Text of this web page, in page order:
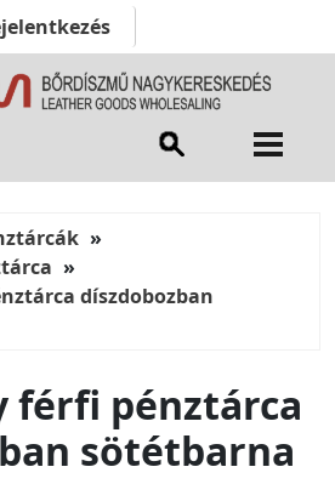
díszdobozban
férfi pénztárca
sötétbarna